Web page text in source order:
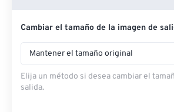
Desde URL
Cambiar el tamaño de la imagen de
Mantener el tamaño original
Elija un método si desea cambiar el
salida.